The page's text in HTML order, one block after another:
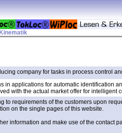
Kinematik
company for tasks in process control
in applications for automatic identification
with the actual market offer for intelligent
to requirements of the customers upon
on the single pages of this website.
information and make use of the contact